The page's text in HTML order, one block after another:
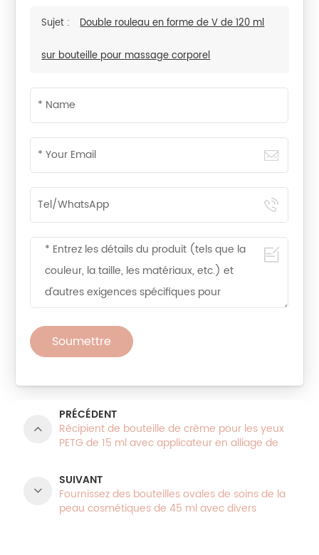
Sujet : Double rouleau en forme de V de 120 ml
sur bouteille pour massage corporel
Soumettre
PRÉCÉDENT
Récipient de bouteille de crème pour les yeux
PETG de 15 ml avec applicateur en alliage de
SUIVANT
Fournissez des bouteilles ovales de soins de la
peau cosmétiques de 45 ml avec divers